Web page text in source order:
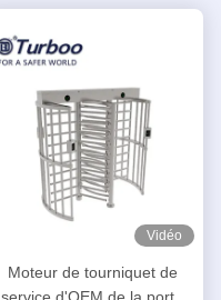
Vidéo
Moteur de tourniquet de